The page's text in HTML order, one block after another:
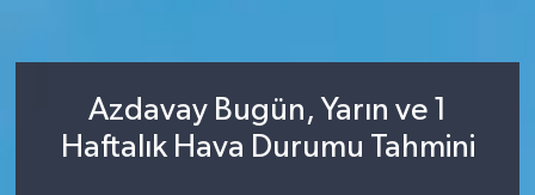
Azdavay Bugün, Yarın ve 1
Haftalık Hava Durumu Tahmini
Haber Arşivi